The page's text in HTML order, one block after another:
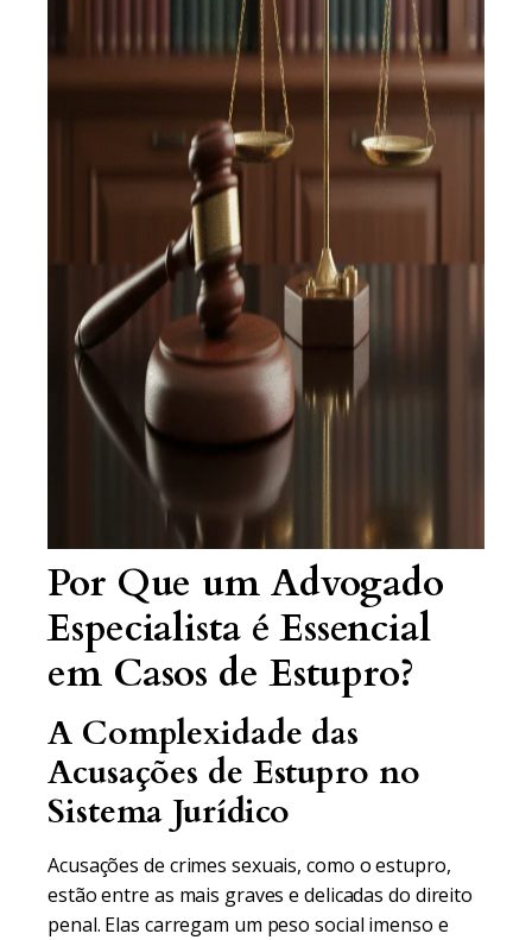
Por Que um Advogado
Especialista é Essencial
em Casos de Estupro?
A Complexidade das
Acusações de Estupro no
Sistema Jurídico
Acusações de crimes sexuais, como o estupro,
estão entre as mais graves e delicadas do direito
penal. Elas carregam um peso social imenso e